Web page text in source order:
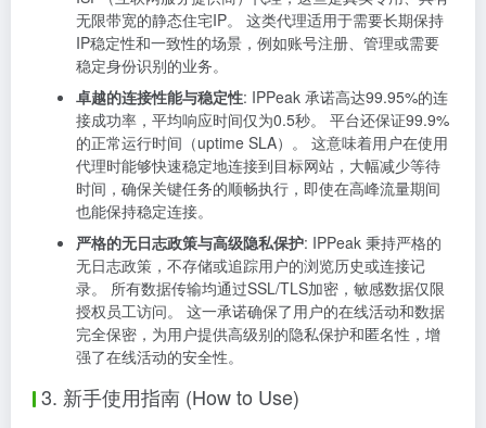
无限带宽的静态住宅IP。 这类代理适用于需要长期保持
IP稳定性和一致性的场景，例如账号注册、管理或需要
稳定身份识别的业务。
卓越的连接性能与稳定性: IPPeak 承诺高达99.95%的连
接成功率，平均响应时间仅为0.5秒。 平台还保证99.9%
的正常运行时间（uptime SLA）。 这意味着用户在使用
代理时能够快速稳定地连接到目标网站，大幅减少等待
时间，确保关键任务的顺畅执行，即使在高峰流量期间
也能保持稳定连接。
严格的无日志政策与高级隐私保护: IPPeak 秉持严格的
无日志政策，不存储或追踪用户的浏览历史或连接记
录。 所有数据传输均通过SSL/TLS加密，敏感数据仅限
授权员工访问。 这一承诺确保了用户的在线活动和数据
完全保密，为用户提供高级别的隐私保护和匿名性，增
强了在线活动的安全性。
3. 新手使用指南 (How to Use)